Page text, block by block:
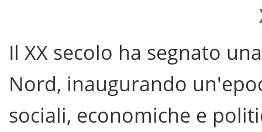
Il XX secolo ha segnato
Nord, inaugurando
sociali, economiche e